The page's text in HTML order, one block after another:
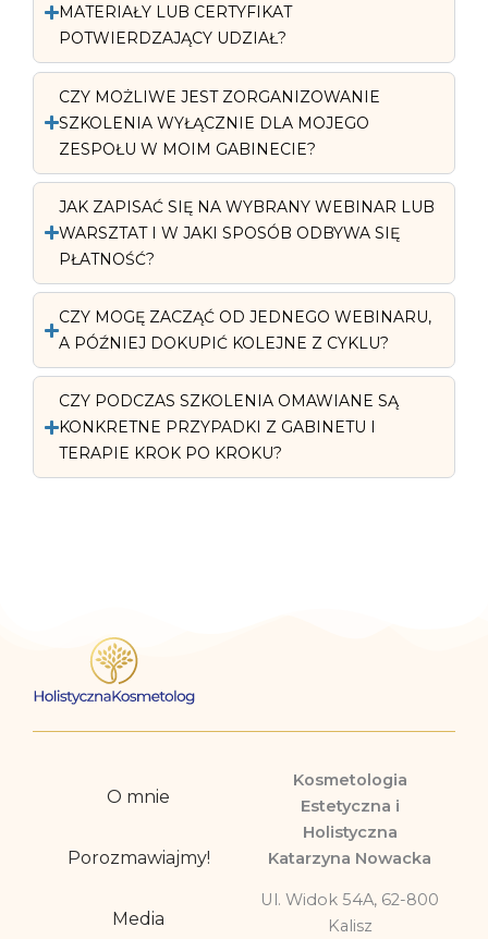
MATERIAŁY LUB CERTYFIKAT
POTWIERDZAJĄCY UDZIAŁ?
CZY MOŻLIWE JEST ZORGANIZOWANIE
SZKOLENIA WYŁĄCZNIE DLA MOJEGO
ZESPOŁU W MOIM GABINECIE?
JAK ZAPISAĆ SIĘ NA WYBRANY WEBINAR LUB
WARSZTAT I W JAKI SPOSÓB ODBYWA SIĘ
PŁATNOŚĆ?
CZY MOGĘ ZACZĄĆ OD JEDNEGO WEBINARU,
A PÓŹNIEJ DOKUPIĆ KOLEJNE Z CYKLU?
CZY PODCZAS SZKOLENIA OMAWIANE SĄ
KONKRETNE PRZYPADKI Z GABINETU I
TERAPIE KROK PO KROKU?
O mnie
Porozmawiajmy!
Media
Kosmetologia
Estetyczna i
Holistyczna
Katarzyna Nowacka
Ul. Widok 54A, 62-800
Kalisz